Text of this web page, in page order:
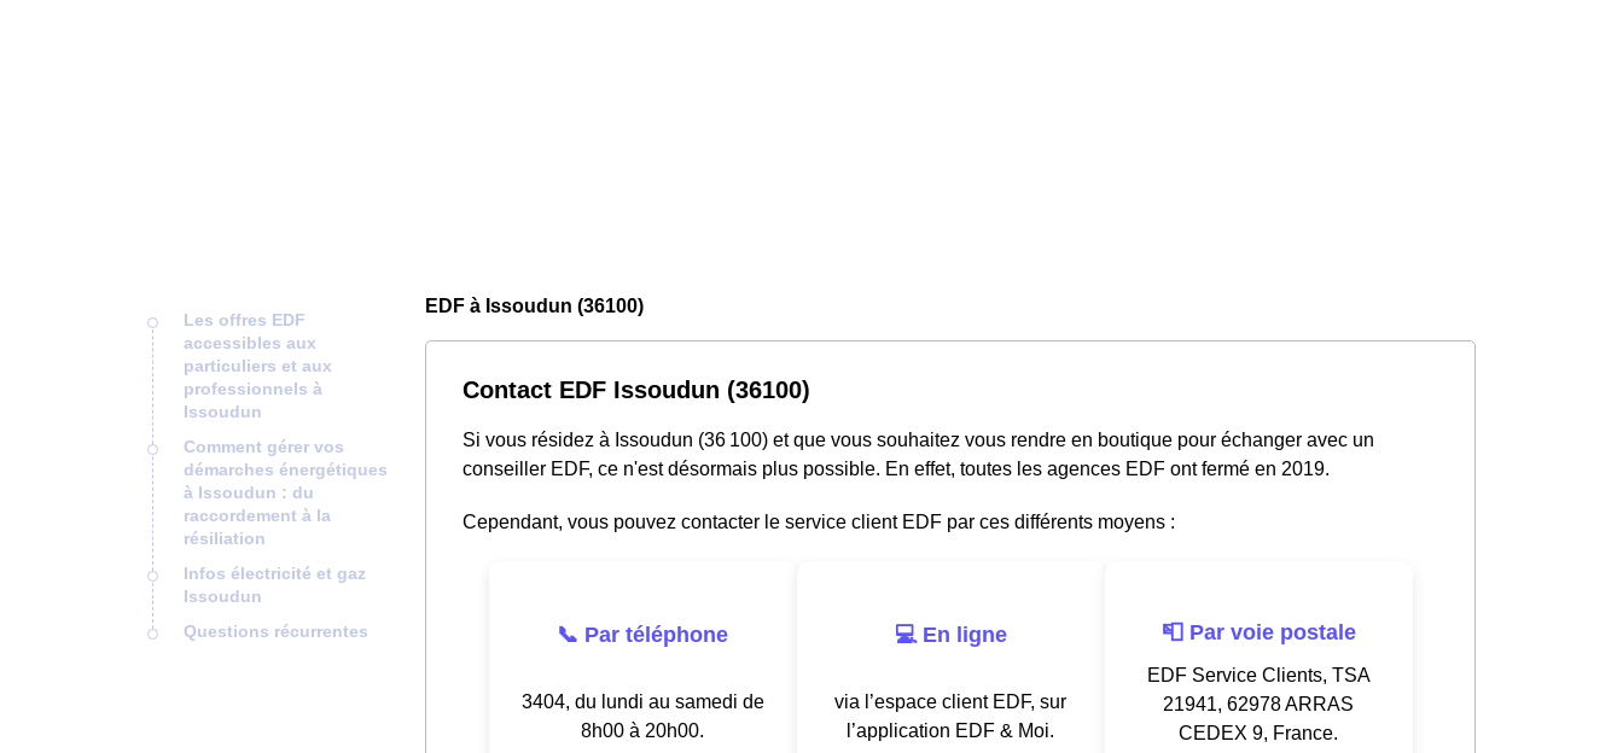
Les offres EDF
accessibles aux
particuliers et aux
professionnels à
Issoudun
Comment gérer vos
démarches énergétiques
à Issoudun : du
raccordement à la
résiliation
Infos électricité et gaz
Issoudun
Questions récurrentes
EDF à Issoudun (36100)
Contact EDF Issoudun (36100)
Si vous résidez à Issoudun (36 100) et que vous souhaitez vous rendre en boutique pour échanger avec un
conseiller EDF, ce n'est désormais plus possible. En effet, toutes les agences EDF ont fermé en 2019.
Cependant, vous pouvez contacter le service client EDF par ces différents moyens :
📞 Par téléphone
3404, du lundi au samedi de
8h00 à 20h00.
💻 En ligne
via l’espace client EDF, sur
l’application EDF & Moi.
📮 Par voie postale
EDF Service Clients, TSA
21941, 62978 ARRAS
CEDEX 9, France.